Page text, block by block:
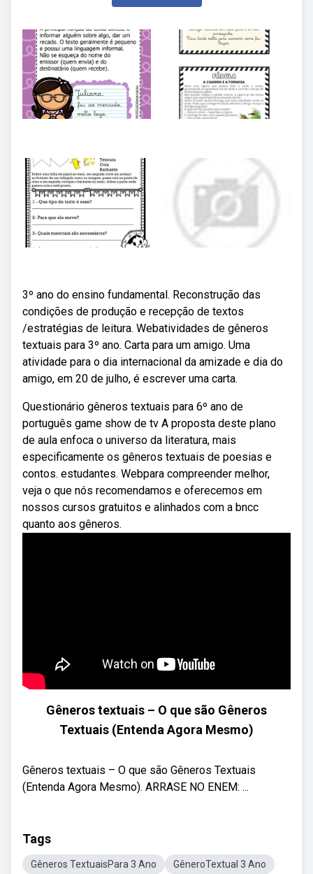
3º ano do ensino fundamental. Reconstrução das
condições de produção e recepção de textos
/estratégias de leitura. Webatividades de gêneros
textuais para 3º ano. Carta para um amigo. Uma
atividade para o dia internacional da amizade e dia do
amigo, em 20 de julho, é escrever uma carta.
Questionário gêneros textuais para 6º ano de
português game show de tv A proposta deste plano
de aula enfoca o universo da literatura, mais
especificamente os gêneros textuais de poesias e
contos. estudantes. Webpara compreender melhor,
veja o que nós recomendamos e oferecemos em
nossos cursos gratuitos e alinhados com a bncc
quanto aos gêneros.
Gêneros textuais – O que são Gêneros
Textuais (Entenda Agora Mesmo)
Gêneros textuais – O que são Gêneros Textuais
(Entenda Agora Mesmo). ARRASE NO ENEM: ...
Tags
Gêneros TextuaisPara 3 Ano GêneroTextual 3 Ano